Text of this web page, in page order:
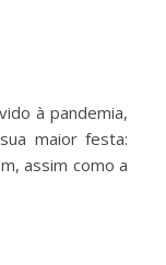
maior festa:
assim como a